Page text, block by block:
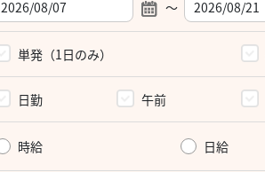
～
単発（1日のみ）
日勤 午前
時給 日給